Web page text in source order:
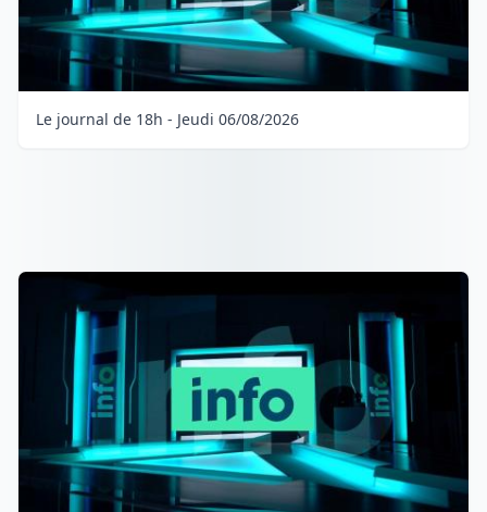
Le journal de 18h - Jeudi 06/08/2026